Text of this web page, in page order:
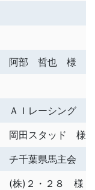
阿部 哲也 様
ＡＩレーシング 様
岡田スタッド 様
チ千葉県馬主会
(株)２・２８ 様